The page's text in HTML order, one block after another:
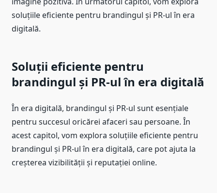
soluțiile eficiente pentru brandingul și PR-ul în era
digitală.
Soluții eficiente pentru
brandingul și PR-ul în era digitală
În era digitală, brandingul și PR-ul sunt esențiale
pentru succesul oricărei afaceri sau persoane. În
acest capitol, vom explora soluțiile eficiente pentru
brandingul și PR-ul în era digitală, care pot ajuta la
creșterea vizibilității și reputației online.